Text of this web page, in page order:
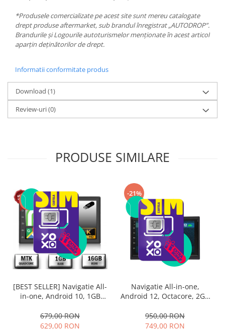
*Produsele comercializate pe acest site sunt mereu catalogate
drept produse aftermarket, sub brandul înregistrat „AUTODROP”.
Brandurile și Logourile autoturismelor menționate în acest articol
aparțin deținătorilor de drept.
Informatii conformitate produs
Download (1)
Review-uri(0)
PRODUSE SIMILARE
-7%
[BEST SELLER] Navigatie All-
in-one, Android 10, 1GB
7Inch - AD-BGP1001
679,00 RON
629,00 RON
-21%
Navigatie All-in-one,
Android 12, Octacore, 2GB
AD-BGP1002
950,00 RON
749,00 RON